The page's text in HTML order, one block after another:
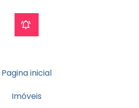
Pagina inicial
Imóveis